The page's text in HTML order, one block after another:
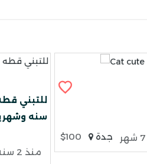
للتبني
سنه
منذ 2 سنة 7 شهر
$100 جدة